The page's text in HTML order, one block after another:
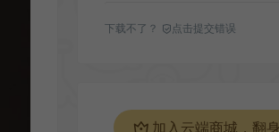
下载不了？ 点击提交错误
加入云端商城，翻